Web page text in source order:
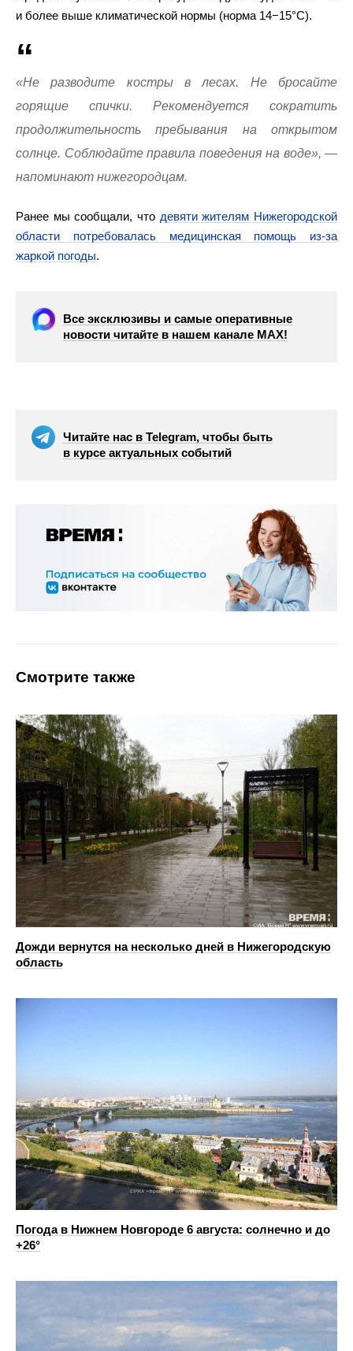
и более выше климатической нормы (норма 14−15°С).
«Не разводите костры в лесах. Не бросайте
горящие спички. Рекомендуется сократить
продолжительность пребывания на открытом
солнце. Соблюдайте правила поведения на воде», —
напоминают нижегородцам.
Ранее мы сообщали, что девяти жителям Нижегородской
области потребовалась медицинская помощь из-за
жаркой погоды.
Все эксклюзивы и самые оперативные
новости читайте в нашем канале МАХ!
Читайте нас в Telegram, чтобы быть
в курсе актуальных событий
Смотрите также
Дожди вернутся на несколько дней в Нижегородскую
область
Погода в Нижнем Новгороде 6 августа: солнечно и до
+26°